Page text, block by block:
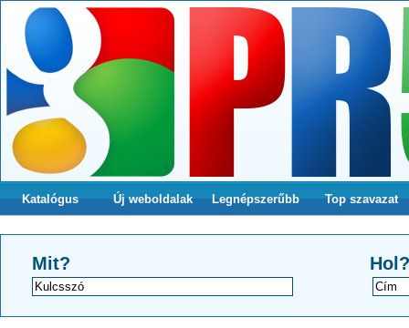
Katalógus Új weboldalak Legnépszerűbb Top szavazat
Mit? Hol?